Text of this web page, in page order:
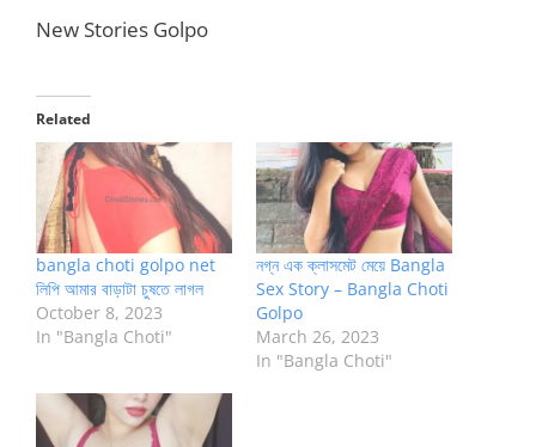
New Stories Golpo
Related
bangla choti golpo net
লিপি আমার বাড়াটা চুষতে লাগল
October 8, 2023
In "Bangla Choti"
নগ্ন এক ক্লাসমেট মেয়ে Bangla
Sex Story – Bangla Choti
Golpo
March 26, 2023
In "Bangla Choti"